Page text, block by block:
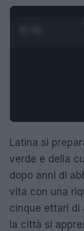
Latina si
verde e della
dopo anni di
vita con una
cinque ettari di
la città si